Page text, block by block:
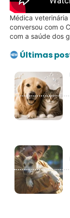
Médica
conversou com o
com a saúde dos
Últimas